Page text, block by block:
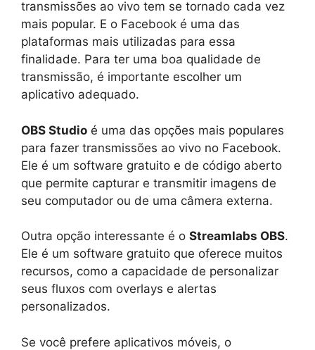
transmissões ao vivo tem se tornado cada vez
mais popular. E o Facebook é uma das
plataformas mais utilizadas para essa
finalidade. Para ter uma boa qualidade de
transmissão, é importante escolher um
aplicativo adequado.
OBS Studio é uma das opções mais populares
para fazer transmissões ao vivo no Facebook.
Ele é um software gratuito e de código aberto
que permite capturar e transmitir imagens de
seu computador ou de uma câmera externa.
Outra opção interessante é o Streamlabs OBS.
Ele é um software gratuito que oferece muitos
recursos, como a capacidade de personalizar
seus fluxos com overlays e alertas
personalizados.
Se você prefere aplicativos móveis, o